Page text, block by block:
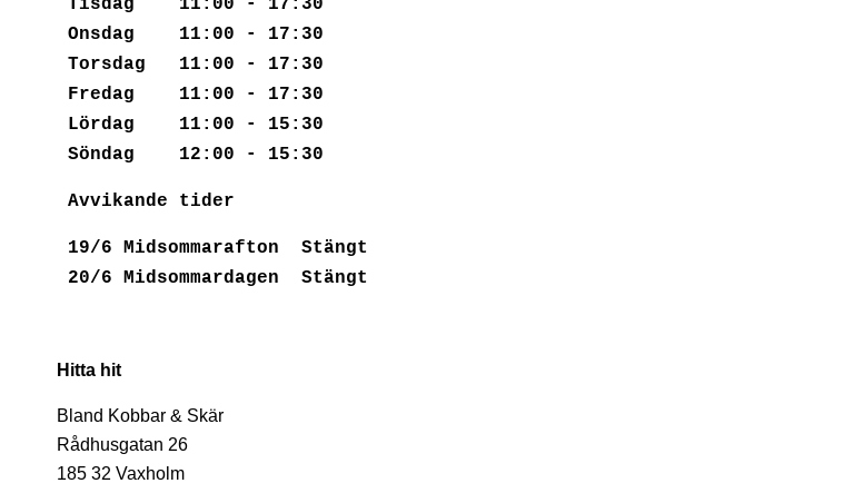
Tisdag 11:00 - 17:30
Onsdag 11:00 - 17:30
Torsdag 11:00 - 17:30
Fredag 11:00 - 17:30
Lördag 11:00 - 15:30
Söndag 12:00 - 15:30
Avvikande tider
19/6 Midsommarafton Stängt
20/6 Midsommardagen Stängt
Hitta hit
Bland Kobbar & Skär
Rådhusgatan 26
185 32 Vaxholm